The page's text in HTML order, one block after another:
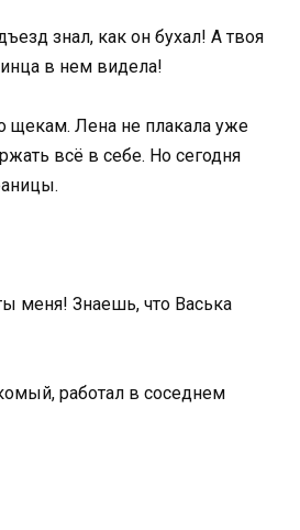
знал, как он бухал! А твоя
в нем видела!
щекам. Лена не плакала уже
всё в себе. Но сегодня
меня! Знаешь, что Васька
работал в соседнем